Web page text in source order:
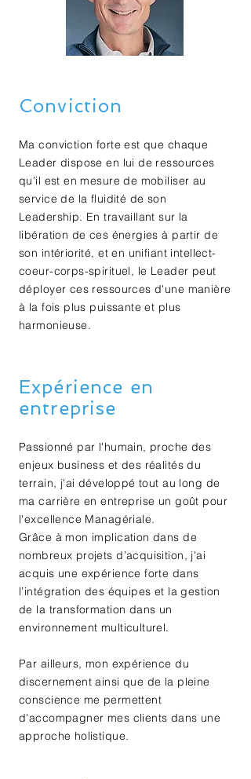
Conviction
Ma conviction forte est que chaque
Leader dispose en lui de ressources
qu’il est en mesure de mobiliser au
service de la fluidité de son
Leadership. En travaillant sur la
libération de ces énergies à partir de
son intériorité, et en unifiant intellect-
coeur-corps-spirituel, le Leader peut
déployer ces ressources d'une manière
à la fois plus puissante et plus
harmonieuse.
Expérience en
entreprise
Passionné par l'humain, proche des
enjeux business et des réalités du
terrain, j'ai développé tout au long de
ma carrière en entreprise un goût pour
l'excellence Managériale.
Grâce à mon implication dans de
nombreux projets d’acquisition, j'ai
acquis une expérience forte dans
l’intégration des équipes et la gestion
de la transformation dans un
environnement multiculturel.
Par ailleurs, mon expérience du
discernement ainsi que de la pleine
conscience me permettent
d'accompagner mes clients dans une
approche holistique.